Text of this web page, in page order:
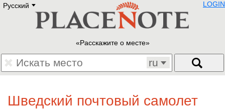
Русский E
Deutsch
Francais
Polski
Eestikeelne
LOGIN
Расскажите о месте
ru
Шведский почтовый самолет